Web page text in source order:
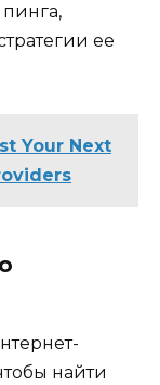
пинга,
ее
Your Next
найти